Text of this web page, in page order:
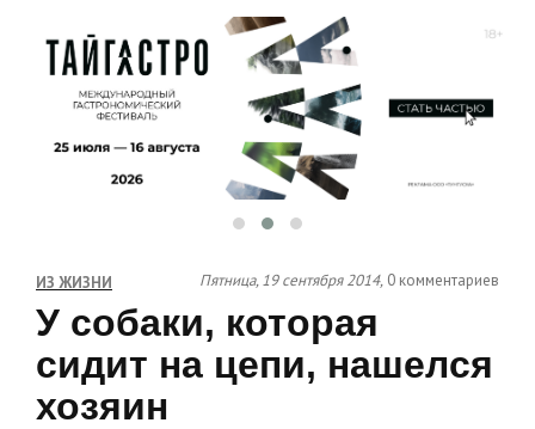
ИЗ ЖИЗНИ Пятница, 19 сентября 2014, 0 комментариев
У собаки, которая
сидит на цепи, нашелся
хозяин